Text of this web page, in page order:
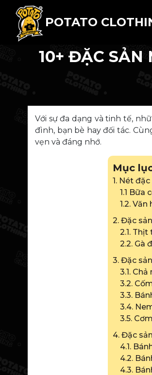
POTATO
10+ ĐẶC SẢN
Với sự đa dạng và tinh tế,
đình, bạn bè hay đối tác.
vẹn và đáng nhớ.
Mục
1. Nét
1.1 Bữa
1.2.
2. Đặc
2.1.
2.2. Gà
3. Đặc
3.1.
3.2.
3.3.
3.4.
3.5.
4. Đặc
4.1.
4.2.
4.3.